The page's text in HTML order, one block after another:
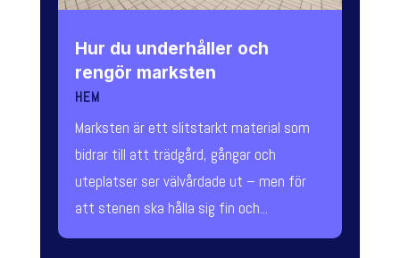
Hur du underhåller och
rengör marksten
HEM
Marksten är ett slitstarkt material som
bidrar till att trädgård, gångar och
uteplatser ser välvårdade ut – men för
att stenen ska hålla sig fin och...